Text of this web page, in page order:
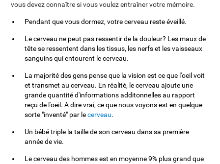
vous devez connaître si vous voulez entraîner votre mémoire.
Pendant que vous dormez, votre cerveau reste éveillé.
Le cerveau ne peut pas ressentir de la douleur? Les maux de
tête se ressentent dans les tissus, les nerfs et les vaisseaux
sanguins qui entourent le cerveau.
La majorité des gens pense que la vision est ce que l'oeil voit
et transmet au cerveau. En réalité, le cerveau ajoute une
grande quantité d'informations additonnelles au rapport
reçu de l'oeil. A dire vrai, ce que nous voyons est en quelque
sorte "inventé" par lecerveau.
Un bébé triple la taille de son cerveau dans sa première
année de vie.
Le cerveau des hommes est en moyenne 9% plus grand que